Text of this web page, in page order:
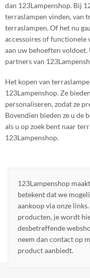
dan 123Lampenshop. Bij
terraslampen vinden, van
terraslampen. Of het nu
accessoires of
aan uw behoeften
partners van
Het kopen van
123Lampenshop. Ze
personaliseren, zodat ze
Bovendien bieden ze u de
als u op zoek bent naar
123Lampenshop.
123Lampenshop
betekent dat we
aankoop via onze
producten, je wordt
desbetreffende
neem dan contact op
product aanbiedt.